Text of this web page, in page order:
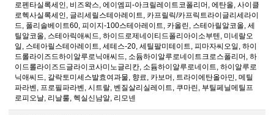
로펜타실록세인, 비즈왁스, 에이엠피-아크릴레이트코폴리머, 에탄올, 사이클
로헥사실록세인, 글리세릴스테아레이트, 카프릴릭/카프릭트라이글리세라이
드, 폴리솔베이트60, 피이지-100스테아레이트, 카올린, 스테아릴알코올, 세
틸알코올, 스테아릭애씨드, 하이드로제네이티드폴리아이소부텐, 미네랄오
일, 스테아릴스테아레이트, 세테스-20, 세틸팔미테이트, 피마자씨오일, 하이
드롤라이즈드하이알루로닉애씨드, 소듐하이알루로네이트크로스폴리머, 하
이드롤라이즈드글라이코사미노글리칸, 소듐하이알루로네이트, 하이알루로
닉애씨드, 갈락토미세스발효여과물, 향료, 카보머, 트라이에탄올아민, 메틸
파라벤, 프로필파라벤, 시트랄, 벤질살리실레이트, 쿠마린, 부틸페닐메틸프
로피오날, 리날룰, 헥실신남알, 리모넨